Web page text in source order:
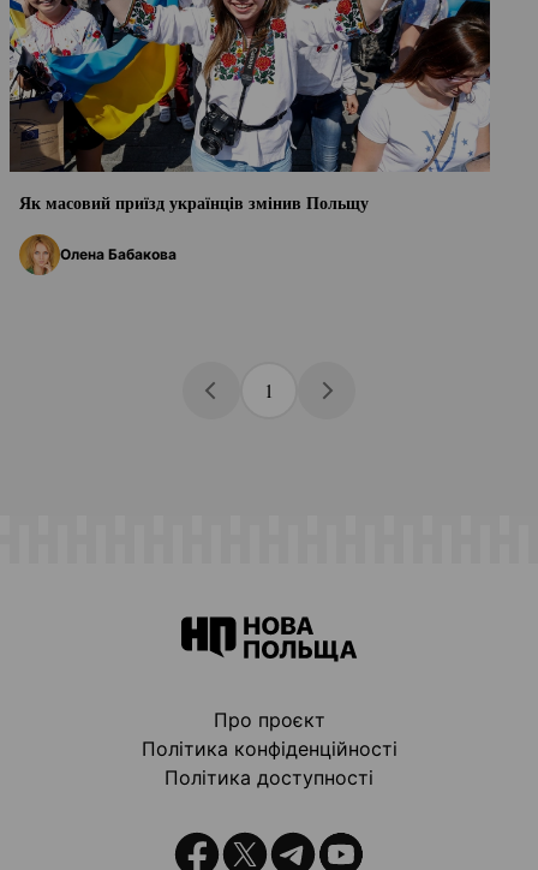
Як масовий приїзд українців змінив Польщу
Олена Бабакова
1
Про проєкт
Політика конфіденційності
Політика доступності